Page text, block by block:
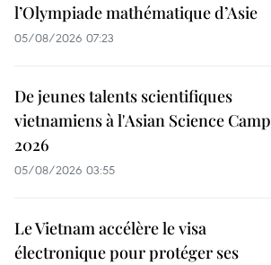
l’Olympiade mathématique d’Asie
05/08/2026 07:23
De jeunes talents scientifiques
vietnamiens à l'Asian Science Camp
2026
05/08/2026 03:55
Le Vietnam accélère le visa
électronique pour protéger ses